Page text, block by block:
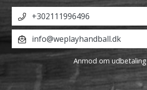
+302111996496
info@weplayhandball.dk
Anmod om udbetaling